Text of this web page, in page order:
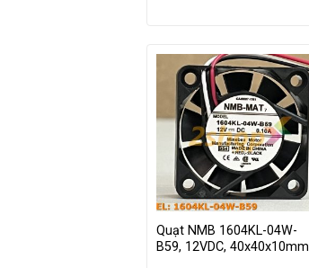
Quạt NMB 1604KL-04W-
B59, 12VDC, 40x40x10mm